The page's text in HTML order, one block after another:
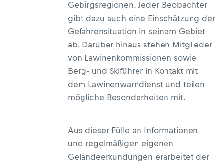
Gebirgsregionen. Jeder Beobachter
gibt dazu auch eine Einschätzung der
Gefahrensituation in seinem Gebiet
ab. Darüber hinaus stehen Mitglieder
von Lawinenkommissionen sowie
Berg- und Skiführer in Kontakt mit
dem Lawinenwarndienst und teilen
mögliche Besonderheiten mit.
Aus dieser Fülle an Informationen
und regelmäßigen eigenen
Geländeerkundungen erarbeitet der